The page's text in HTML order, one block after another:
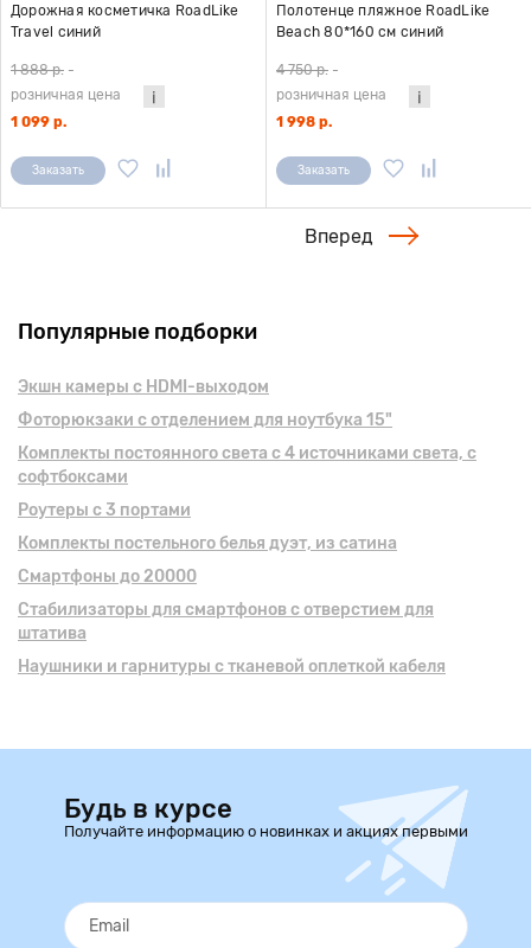
Дорожная косметичка RoadLike
Travel синий
1 888 р. -
розничная цена
1 099 р.
Заказать
Полотенце пляжное RoadLike
Beach 80*160 см синий
4 750 р. -
розничная цена
1 998 р.
Заказать
Вперед
Популярные подборки
Экшн камеры с HDMI-выходом
Фоторюкзаки с отделением для ноутбука 15"
Комплекты постоянного света с 4 источниками света, с
софтбоксами
Роутеры с 3 портами
Комплекты постельного белья дуэт, из сатина
Смартфоны до 20000
Стабилизаторы для смартфонов с отверстием для
штатива
Наушники и гарнитуры с тканевой оплеткой кабеля
Будь в курсе
Получайте информацию о новинках и акциях первыми